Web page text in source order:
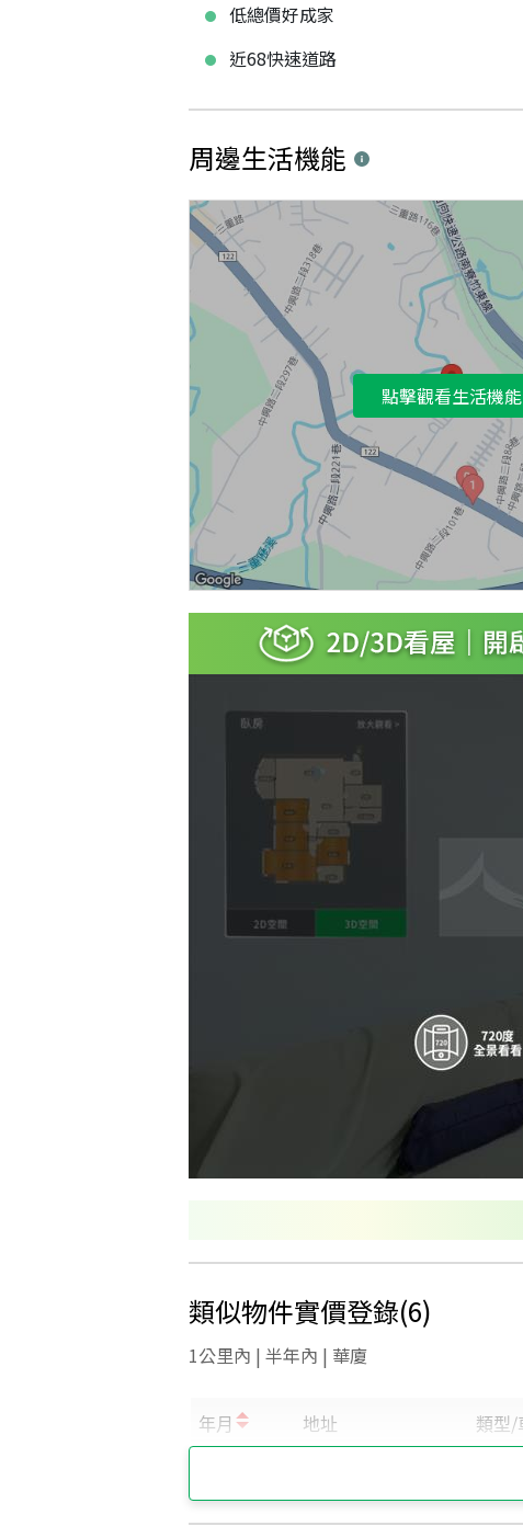
低總價好成家
近68快速道路
周邊生活機能
點擊觀看生活機能
類似物件實價登錄(6)
1公里內 | 半年內 | 華廈